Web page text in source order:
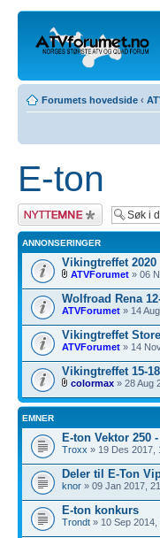
Forumets hovedside ‹
E-ton
Legg inn et nytt
emne
ANNONSERINGER
Vikingtreffet 2020
ATVForumet » 06
Wolfroad Rena
ATVForumet » 14
Vikingtreffet
ATVForumet » 14
Vikingtreffet 15-
colormax » 28 Aug
EMNER
E-ton Vektor 250
Troxx » 19 Des 2017,
Deler til E-Ton
knor » 09 Jan 2017,
E-ton konkurs
Trondt » 10 Sep 2014,